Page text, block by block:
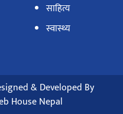
साहित्य
स्वास्थ्य
& Developed By
House Nepal